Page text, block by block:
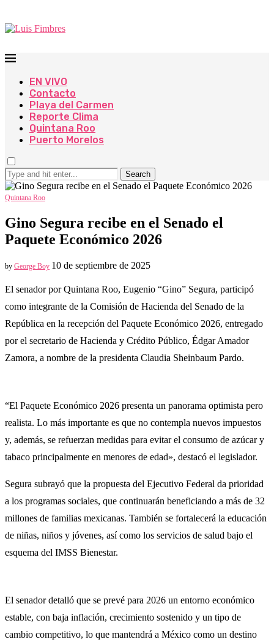
EN VIVO
Contacto
Playa del Carmen
Reporte Clima
Quintana Roo
Puerto Morelos
Search
Quintana Roo
Gino Segura recibe en el Senado el
Paquete Económico 2026
by George Boy 10 de septiembre de 2025
El senador por Quintana Roo, Eugenio “Gino” Segura, participó
como integrante de la Comisión de Hacienda del Senado de la
República en la recepción del Paquete Económico 2026, entregado
por el secretario de Hacienda y Crédito Público, Édgar Amador
Zamora, a nombre de la presidenta Claudia Sheinbaum Pardo.
“El Paquete Económico 2026 presenta un panorama optimista pero
realista. Lo más importante es que no contempla nuevos impuestos
y, además, se refuerzan medidas para evitar el consumo de azúcar y
tabaco principalmente en menores de edad», destacó el legislador.
Segura subrayó que la propuesta del Ejecutivo Federal da prioridad
a los programas sociales, que continuarán beneficiando a más de 32
millones de familias mexicanas. También se fortalecerá la educación
de niñas, niños y jóvenes, así como los servicios de salud bajo el
esquema del IMSS Bienestar.
El senador detalló que se prevé para 2026 un entorno económico
estable, con baja inflación, crecimiento sostenido y un tipo de
cambio competitivo, lo que mantendrá a México como un destino